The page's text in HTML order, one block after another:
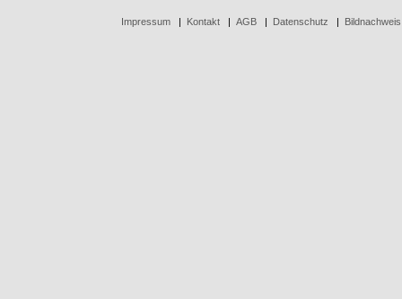
Impressum| Kontakt| AGB| Datenschutz Bildnachweis